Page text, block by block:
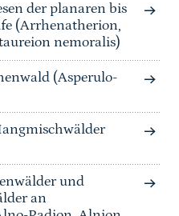
der planaren bis
(Arrhenatherion,
nemoralis)
(Asperulo-
und
an